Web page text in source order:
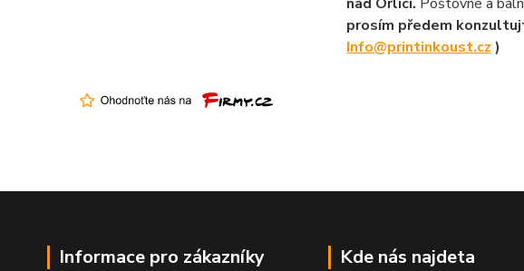
prosím předem
Info@printinkoust.cz )
Informace pro zákazníky Kde nás najdeta